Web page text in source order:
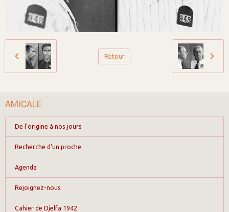
Retour
AMICALE
De l'origine à nos jours
Recherche d'un proche
Agenda
Rejoignez-nous
Cahier de Djelfa 1942